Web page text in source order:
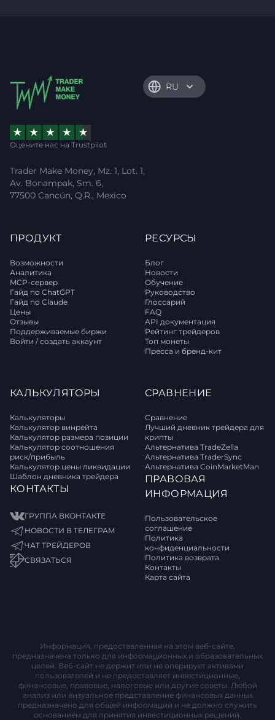
RU
Оцените нас на Trustpilot
Trader Make Money, Mz. 1, Lot. 1,
Av. Bonampak, Sm. 6,
77500 Cancún, Q.R., Mexico
ПРОДУКТ
Возможности
Аналитика
MCP-сервер
Гайд по ChatGPT
Гайд по Claude
Цены
Отзывы
Поддерживаемые биржи
Войти / создать аккаунт
РЕСУРСЫ
Блог
Новости
Обучение
Руководство
Глоссарий
FAQ
API документация
Рейтинг трейдеров
Топ монеты
Пресса и бренд-кит
КАЛЬКУЛЯТОРЫ
Калькуляторы
Калькулятор винрейта
Калькулятор размера позиции
Калькулятор соотношения
риск/прибыль
Калькулятор цены ликвидации
Шаблон дневника трейдера
КОНТАКТЫ
ГРУППА ВКОНТАКТЕ
НОВОСТИ В ТЕЛЕГРАМ
ЧАТ ТРЕЙДЕРОВ
СВЯЗАТЬСЯ
СРАВНЕНИЕ
Сравнение
Лучший дневник трейдера для
крипты
Альтернатива TradeZella
Альтернатива TraderSync
Альтернатива CoinMarketMan
ПРАВОВАЯ
ИНФОРМАЦИЯ
Пользовательское
соглашение
Политика
конфиденциальности
Политика возврата
Контакты
Карта сайта
Информация, предоставленная на этом веб-сайте,
предназначена только для информационных и образовательных
целей. Веб-сайт не держит или не оперирует активами
пользователей и не предоставляет инвестиционные,
финансовые, правовые, налоговые или другие советы. Любой
анализ или визуальное представление финансовых данных
предназначено для общей информации и не должно служить
основанием для принятия инвестиционных решений.